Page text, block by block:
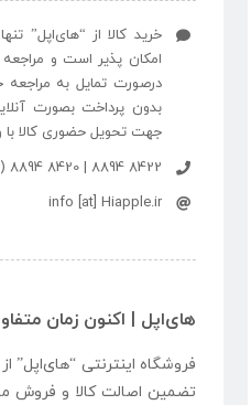
خرید کالا از “های‌اپل”
امکان پذیر است و
درصورت تمایل به
بدون پرداخت بصورت
جهت تحویل حضوری کالا
8422 8894 | 8420 8894 (021)
info [at] Hiapple.ir
های‌اپل | اکنون زمان
فروشگاه اینترنتی “های‌اپل
تضمین اصالت کالا و فروش